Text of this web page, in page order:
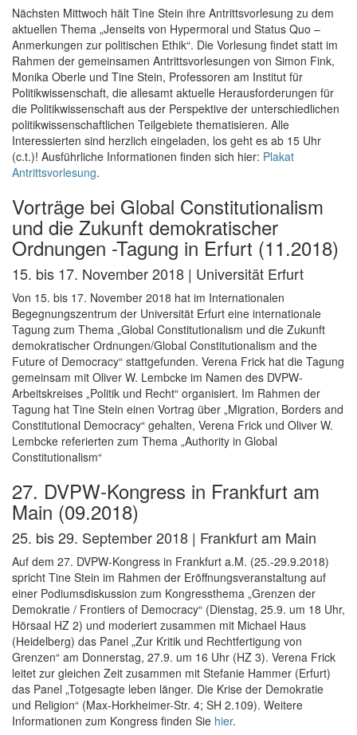
Nächsten Mittwoch hält Tine Stein ihre Antrittsvorlesung zu dem
aktuellen Thema „Jenseits von Hypermoral und Status Quo –
Anmerkungen zur politischen Ethik“. Die Vorlesung findet statt im
Rahmen der gemeinsamen Antrittsvorlesungen von Simon Fink,
Monika Oberle und Tine Stein, Professoren am Institut für
Politikwissenschaft, die allesamt aktuelle Herausforderungen für
die Politikwissenschaft aus der Perspektive der unterschiedlichen
politikwissenschaftlichen Teilgebiete thematisieren. Alle
Interessierten sind herzlich eingeladen, los geht es ab 15 Uhr
(c.t.)! Ausführliche Informationen finden sich hier: Plakat
Antrittsvorlesung.
Vorträge bei Global Constitutionalism
und die Zukunft demokratischer
Ordnungen -Tagung in Erfurt (11.2018)
15. bis 17. November 2018 | Universität Erfurt
Von 15. bis 17. November 2018 hat im Internationalen
Begegnungszentrum der Universität Erfurt eine internationale
Tagung zum Thema „Global Constitutionalism und die Zukunft
demokratischer Ordnungen/Global Constitutionalism and the
Future of Democracy“ stattgefunden. Verena Frick hat die Tagung
gemeinsam mit Oliver W. Lembcke im Namen des DVPW-
Arbeitskreises „Politik und Recht“ organisiert. Im Rahmen der
Tagung hat Tine Stein einen Vortrag über „Migration, Borders and
Constitutional Democracy“ gehalten, Verena Frick und Oliver W.
Lembcke referierten zum Thema „Authority in Global
Constitutionalism“
27. DVPW-Kongress in Frankfurt am
Main (09.2018)
25. bis 29. September 2018 | Frankfurt am Main
Auf dem 27. DVPW-Kongress in Frankfurt a.M. (25.-29.9.2018)
spricht Tine Stein im Rahmen der Eröffnungsveranstaltung auf
einer Podiumsdiskussion zum Kongressthema „Grenzen der
Demokratie / Frontiers of Democracy“ (Dienstag, 25.9. um 18 Uhr,
Hörsaal HZ 2) und moderiert zusammen mit Michael Haus
(Heidelberg) das Panel „Zur Kritik und Rechtfertigung von
Grenzen“ am Donnerstag, 27.9. um 16 Uhr (HZ 3). Verena Frick
leitet zur gleichen Zeit zusammen mit Stefanie Hammer (Erfurt)
das Panel „Totgesagte leben länger. Die Krise der Demokratie
und Religion“ (Max-Horkheimer-Str. 4; SH 2.109). Weitere
Informationen zum Kongress finden Sie hier.